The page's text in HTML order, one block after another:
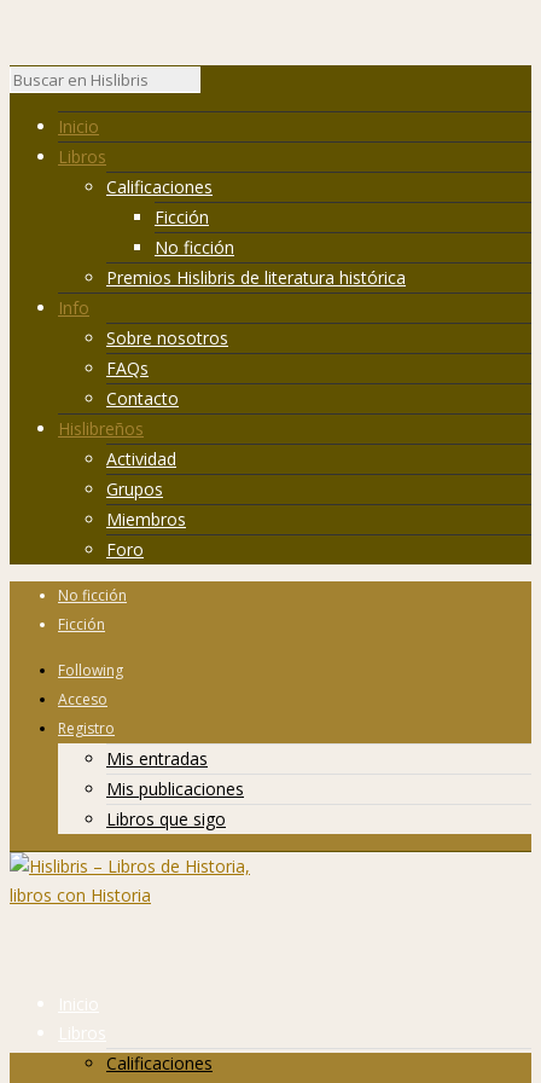
Inicio
Libros
Calificaciones
Ficción
No ficción
Premios Hislibris de literatura histórica
Info
Sobre nosotros
FAQs
Contacto
Hislibreños
Actividad
Grupos
Miembros
Foro
No ficción
Ficción
Following
Acceso
Registro
Mis entradas
Mis publicaciones
Libros que sigo
Inicio
Libros
Calificaciones